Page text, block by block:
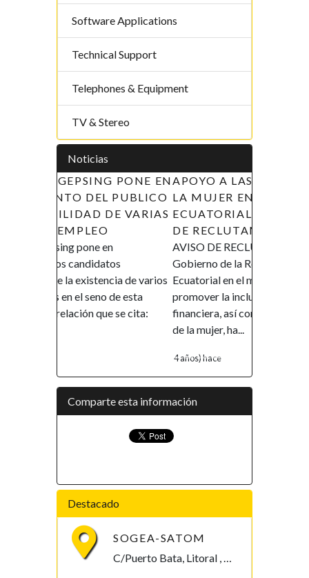
Software Applications
Technical Support
Telephones & Equipment
TV & Stereo
Noticias
APOYO A LAS INICIATIVAS DE
LA MUJER EN GUINEA
ECUATORIAL (AIMUGE) - AVISO
DE RECLUTAMIENTO
AVISO DE RECLUTAMIENTO El
Gobierno de la República de Guinea
Ecuatorial en el marco de su política de
promover la inclusión y la autonomía
financiera, así como el empoderamiento
Comparte esta información
Destacado
SOGEA-SATOM
C/Puerto Bata, Litoral , Guinea Ecuatorial